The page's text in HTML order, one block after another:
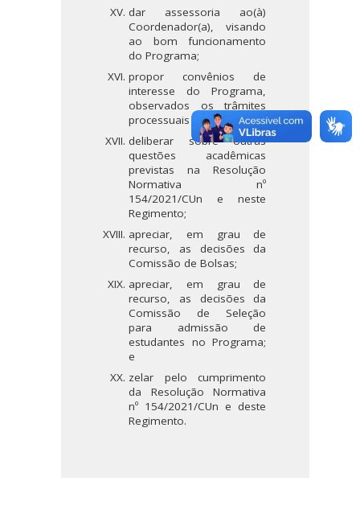
dar assessoria ao(à)
Coordenador(a), visando
ao bom funcionamento
do Programa;
propor convênios de
interesse do Programa,
observados os trâmites
processuais da UFSC;
deliberar sobre outras
questões acadêmicas
previstas na Resolução
Normativa nº
154/2021/CUn e neste
Regimento;
apreciar, em grau de
recurso, as decisões da
Comissão de Bolsas;
apreciar, em grau de
recurso, as decisões da
Comissão de Seleção
para admissão de
estudantes no Programa;
e
zelar pelo cumprimento
da Resolução Normativa
nº 154/2021/CUn e deste
Regimento.